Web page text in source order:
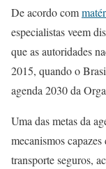
De acordo com
especialistas veem
que as autoridades
2015, quando o
agenda 2030 da
Uma das metas da
mecanismos
transporte seguros,